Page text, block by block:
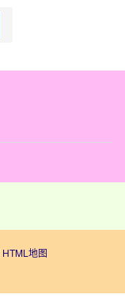
HTML地图